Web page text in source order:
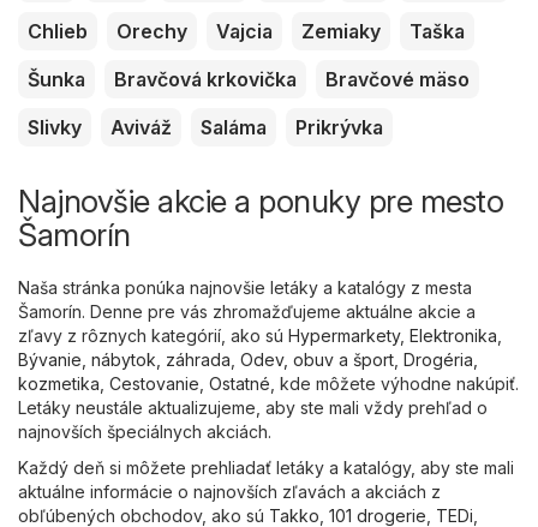
Chlieb
Orechy Vajcia Zemiaky
Taška
Šunka
Bravčová krkovička
Bravčové mäso
Slivky
Aviváž Saláma Prikrývka
Najnovšie akcie a ponuky pre mesto
Šamorín
Naša stránka ponúka najnovšie letáky a katalógy z mesta
Šamorín. Denne pre vás zhromažďujeme aktuálne akcie a
zľavy z rôznych kategórií, ako sú Hypermarkety, Elektronika
Bývanie, nábytok, záhrada Odev, obuv a šport Drogéria,
kozmetika Cestovanie Ostatné , kde môžete výhodne nakúpiť.
Letáky neustále aktualizujeme, aby ste mali vždy prehľad o
najnovších špeciálnych akciách.
Každý deň si môžete prehliadať letáky a katalógy, aby ste mali
aktuálne informácie o najnovších zľavách a akciách z
obľúbených obchodov, ako sú Takko 101 drogerie TEDi